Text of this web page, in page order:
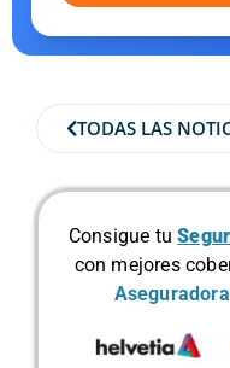
TODAS LAS
Consigue tu
con mejores